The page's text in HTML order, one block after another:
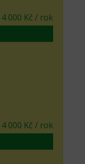
4 000 Kč / rok
4 000 Kč / rok